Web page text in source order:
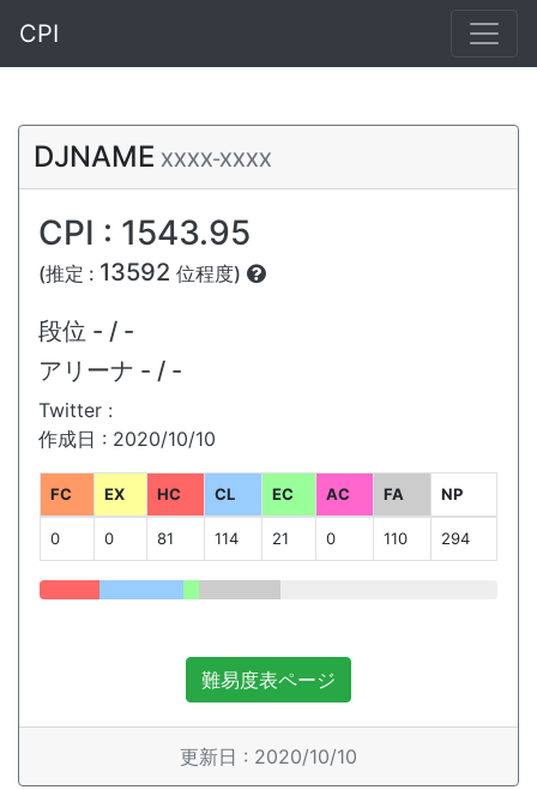
CPI
DJNAME XXXX-XXXX
CPI : 1543.95
(推定 : 13592 位程度)
段位 - / -
アリーナ - / -
Twitter :
作成日 : 2020/10/10
FC EX HC CL EC AC FA NP
0 0 81 114 21 0 110 294
難易度表ページ
更新日 : 2020/10/10